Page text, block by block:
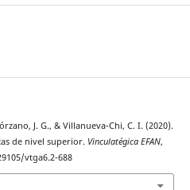
J. G., & Villanueva-Chi, C. I. (2020).
de nivel superior. Vinculatégica EFAN,
vtga6.2-688